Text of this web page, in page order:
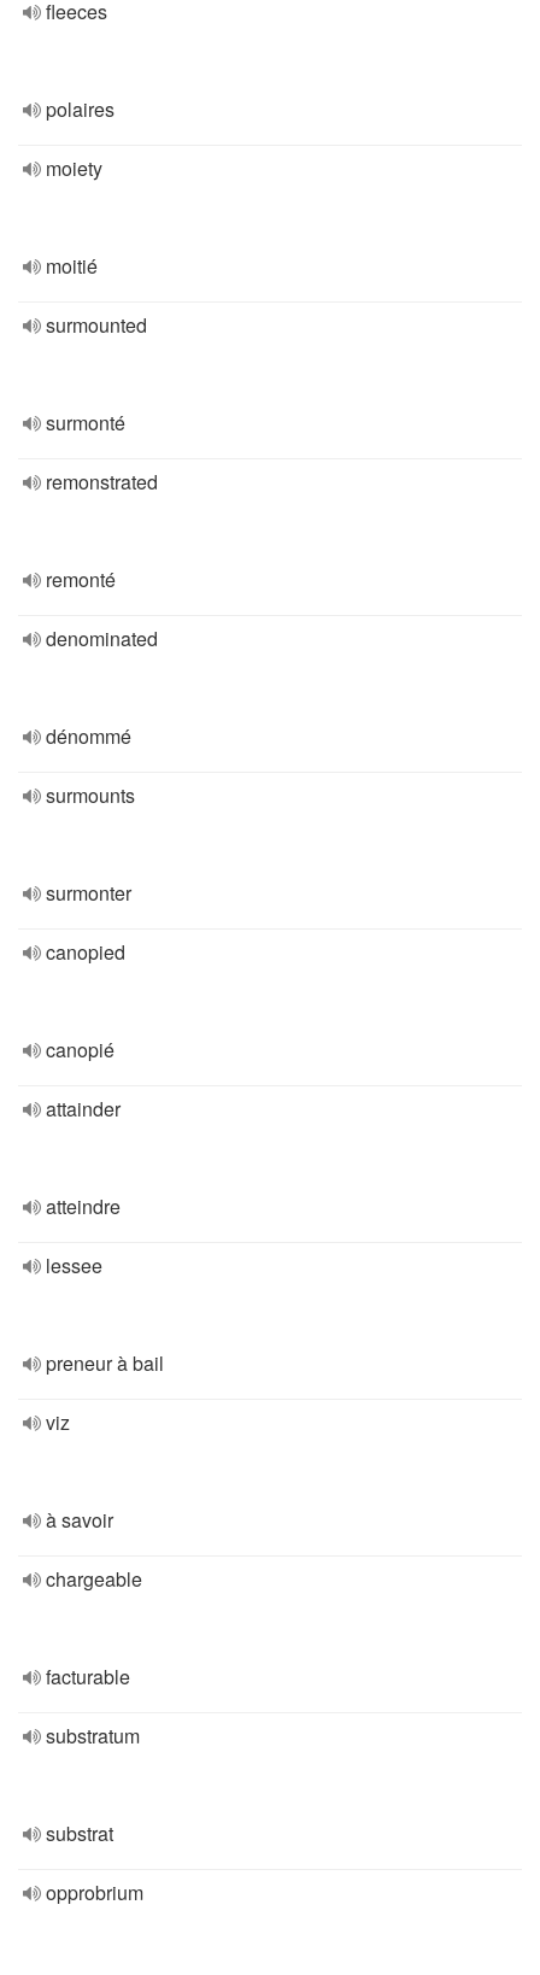
fleeces
polaires
moiety
moitié
surmounted
surmonté
remonstrated
remonté
denominated
dénommé
surmounts
surmonter
canopied
canopié
attainder
atteindre
lessee
preneur à bail
viz
à savoir
chargeable
facturable
substratum
substrat
opprobrium